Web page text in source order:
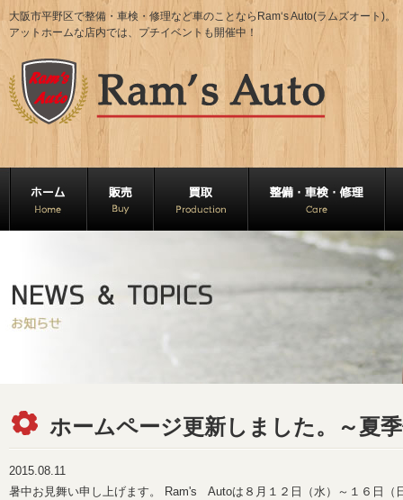
大阪市平野区で整備・車検・修理など車のことならRam‘s Auto(ラムズオート)。
アットホームな店内では、プチイベントも開催中！
ホームページ更新しました。～夏
2015.08.11
暑中お見舞い申し上げます。 Ram's Autoは８月１２日（水）～１６日（